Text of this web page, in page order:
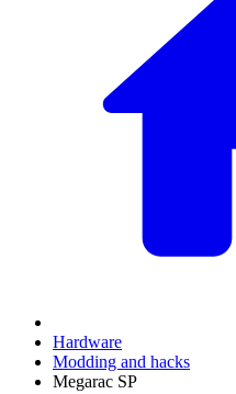
Hardware
Modding and hacks
Megarac SP